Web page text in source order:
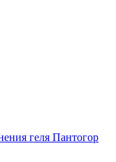
геля Пантогор